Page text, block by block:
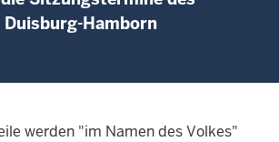
Hamborn
werden "im Namen des Volkes"